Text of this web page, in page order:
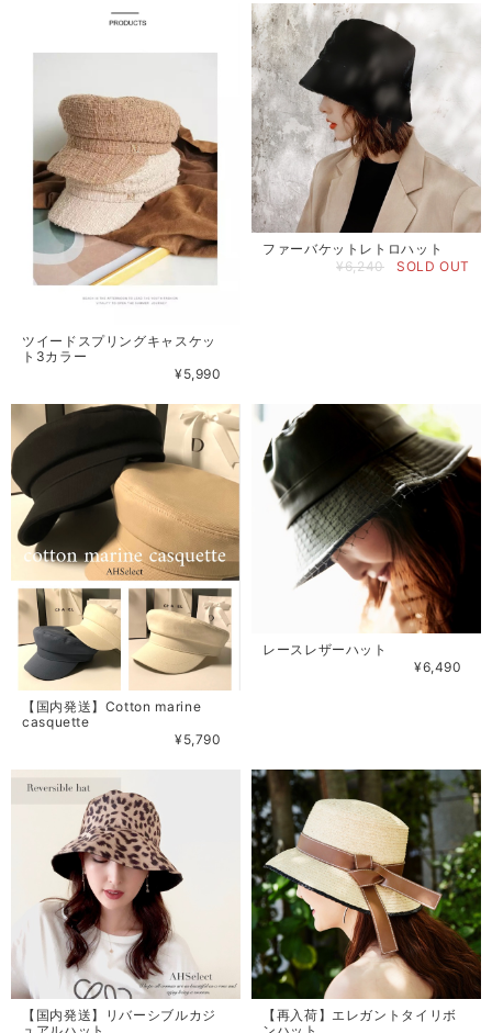
ツイードスプリングキャスケッ
ト3カラー
¥5,990
ファーバケットレトロハット
¥6,240
SOLD OUT
【国内発送】Cotton marine
casquette
¥5,790
レースレザーハット
¥6,490
【国内発送】リバーシブルカジ
【再入荷】エレガントタイリボ